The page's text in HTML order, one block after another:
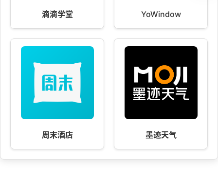
滴滴学堂 YoWindow
周末酒店 墨迹天气